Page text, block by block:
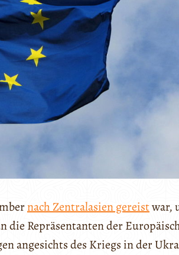
nach Zentralasien gereistwar,
die Repräsentanten der
angesichts des Kriegs in der